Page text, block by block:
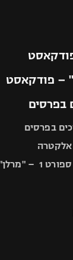
– פודקאסט
בפרסים
בפרסים
אלקטרה
– "מרלן"